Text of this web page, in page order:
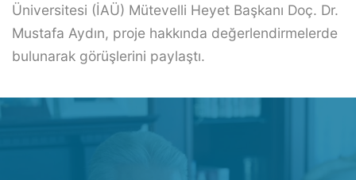
Üniversitesi (İAÜ) Mütevelli Heyet Başkanı Doç. Dr.
Mustafa Aydın, proje hakkında değerlendirmelerde
bulunarak görüşlerini paylaştı.